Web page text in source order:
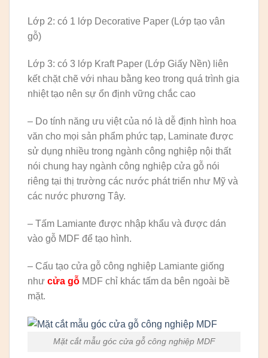
Lớp 2: có 1 lớp Decorative Paper (Lớp tạo vân
gỗ)
Lớp 3: có 3 lớp Kraft Paper (Lớp Giấy Nền) liên
kết chặt chẽ với nhau bằng keo trong quá trình gia
nhiệt tạo nên sự ổn định vững chắc cao
– Do tính năng ưu việt của nó là dễ định hình hoa
văn cho mọi sản phẩm phức tạp, Laminate được
sử dụng nhiều trong ngành công nghiệp nội thất
nói chung hay ngành công nghiệp cửa gỗ nói
riêng tại thị trường các nước phát triển như Mỹ và
các nước phương Tây.
– Tấm Lamiante được nhập khẩu và được dán
vào gỗ MDF để tạo hình.
– Cấu tạo cửa gỗ công nghiệp Lamiante giống
như cửa gỗ MDF chỉ khác tấm da bên ngoài bề
mặt.
Mặt cắt mẫu góc cửa gỗ công nghiệp MDF